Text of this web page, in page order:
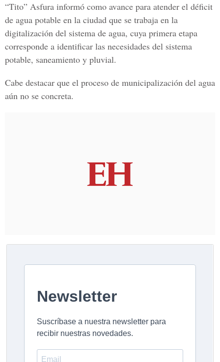
“Tito” Asfura informó como avance para atender el déficit
de agua potable en la ciudad que se trabaja en la
digitalización del sistema de agua, cuya primera etapa
corresponde a identificar las necesidades del sistema
potable, saneamiento y pluvial.
Cabe destacar que el proceso de municipalización del agua
aún no se concreta.